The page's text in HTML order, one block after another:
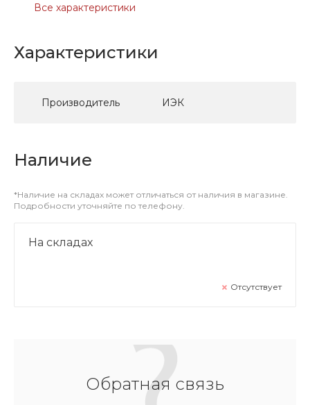
Все характеристики
Характеристики
Производитель ИЭК
Наличие
*Наличие на складах может отличаться от наличия в магазине.
Подробности уточняйте по телефону.
На складах
Отсутствует
Обратная связь